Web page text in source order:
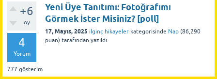
+6
oy
4
Yorum
777 gösterim
Yeni Üye Tanıtımı: Fotoğrafımı
Görmek İster Misiniz? [poll]
17, Mayıs, 2025 ilginç hikayeler kategorisinde Nap (86,290
puan) tarafından yazıldı